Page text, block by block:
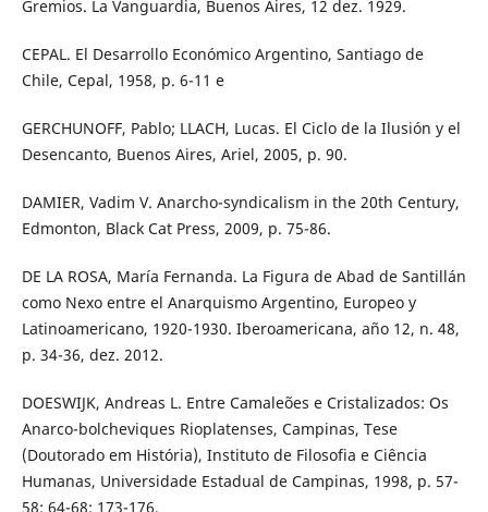
Gremios. La Vanguardia, Buenos Aires, 12 dez. 1929.
CEPAL. El Desarrollo Económico Argentino, Santiago de
Chile, Cepal, 1958, p. 6-11 e
GERCHUNOFF, Pablo; LLACH, Lucas. El Ciclo de la Ilusión y el
Desencanto, Buenos Aires, Ariel, 2005, p. 90.
DAMIER, Vadim V. Anarcho-syndicalism in the 20th Century,
Edmonton, Black Cat Press, 2009, p. 75-86.
DE LA ROSA, María Fernanda. La Figura de Abad de Santillán
como Nexo entre el Anarquismo Argentino, Europeo y
Latinoamericano, 1920-1930. Iberoamericana, año 12, n. 48,
p. 34-36, dez. 2012.
DOESWIJK, Andreas L. Entre Camaleões e Cristalizados: Os
Anarco-bolcheviques Rioplatenses, Campinas, Tese
(Doutorado em História), Instituto de Filosofia e Ciência
Humanas, Universidade Estadual de Campinas, 1998, p. 57-
58; 64-68; 173-176.